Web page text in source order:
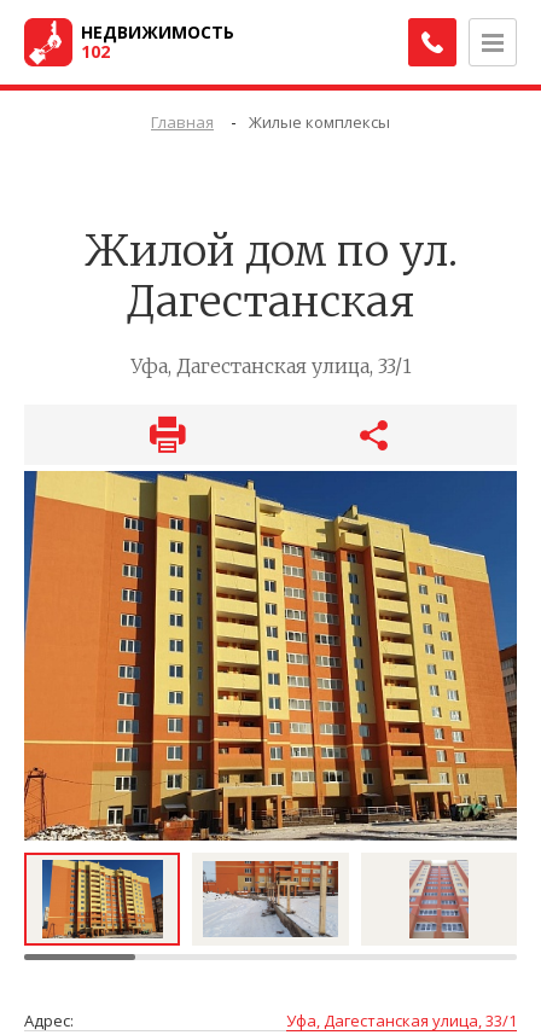
НЕДВИЖИМОСТЬ
102
Главная - Жилые комплексы
Жилой дом по ул.
Дагестанская
Уфа, Дагестанская улица, 33/1
Адрес:
Уфа, Дагестанская улица, 33/1